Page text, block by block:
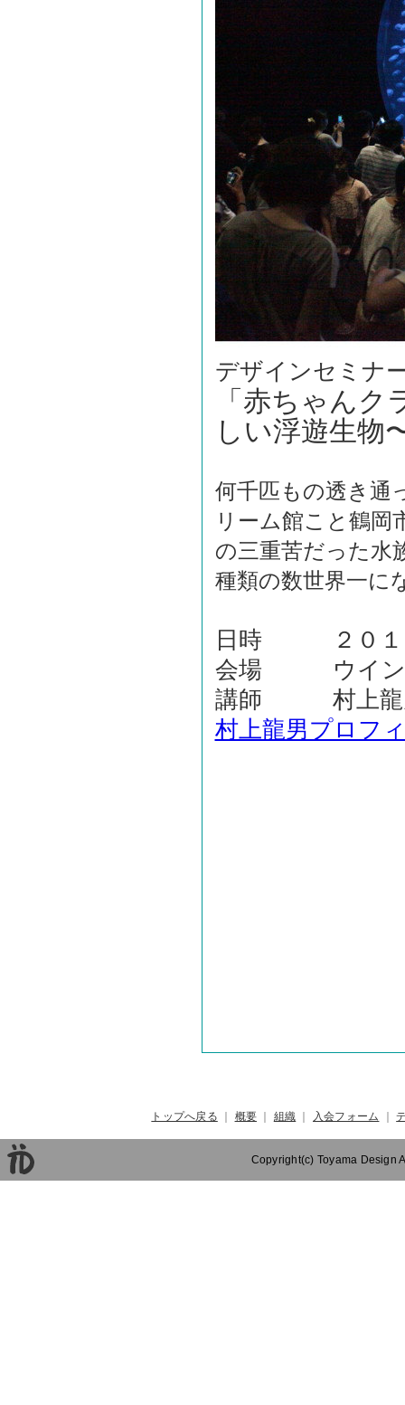
デザインセミナ
「赤ちゃん
しい浮遊生物
何千匹もの透き通
リーム館こと鶴岡
の三重苦だった水
種類の数世界一に
日時 ２０１９
会場 ウイング
講師 村上龍男
村上龍男プロフ
トップへ戻る ｜ 概要 ｜ 組織 ｜ 入会フォーム ｜
Copyright(c) Toyama Design